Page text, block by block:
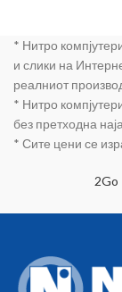
* Нитро
и слики на
реалниот
* Нитро
без претходна
* Сите цени се
2Go